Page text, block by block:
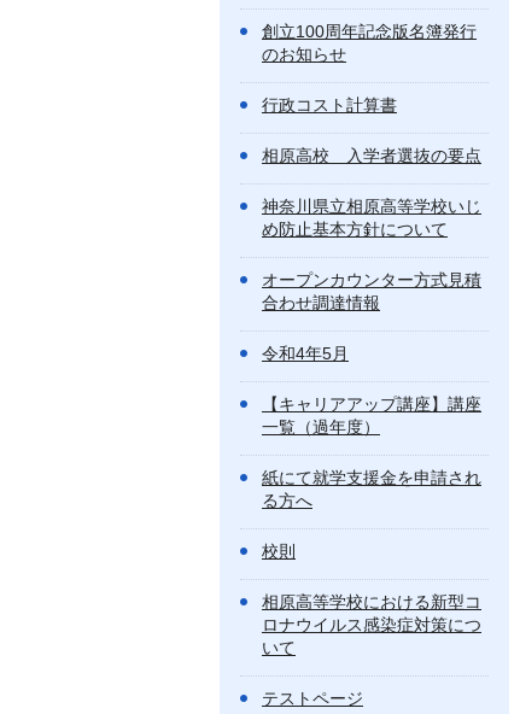
創立100周年記念版名簿発行
のお知らせ
行政コスト計算書
相原高校 入学者選抜の要点
神奈川県立相原高等学校いじ
め防止基本方針について
オープンカウンター方式見積
合わせ調達情報
令和4年5月
【キャリアアップ講座】講座
一覧（過年度）
紙にて就学支援金を申請され
る方へ
校則
相原高等学校における新型コ
ロナウイルス感染症対策につ
いて
テストページ